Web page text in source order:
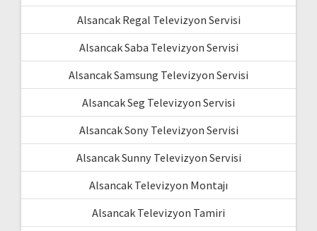
Alsancak Regal Televizyon Servisi
Alsancak Saba Televizyon Servisi
Alsancak Samsung Televizyon Servisi
Alsancak Seg Televizyon Servisi
Alsancak Sony Televizyon Servisi
Alsancak Sunny Televizyon Servisi
Alsancak Televizyon Montajı
Alsancak Televizyon Tamiri